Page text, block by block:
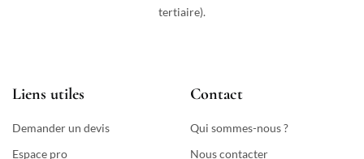
tertiaire).
Liens utiles
Demander un devis
Espace pro
Contact
Qui sommes-nous ?
Nous contacter